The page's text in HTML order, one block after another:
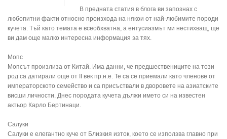
В предната статия в блога ви запознах с
любопитни факти относно произхода на някои от най-любимите породи
кучета. Тъй като темата е всеобхватна, а ентусиазмът ми нестихващ, ще
ви дам още малко интересна информация за тях.
Мопс
Мопсът произлиза от Китай. Има данни, че предшествениците на този
род са датирали още от II век пр.н.е. Те са се приемали като членове от
императорското семейство и са присъствали в дворовете на азиатските
висши личности. Днес породата кучета дължи името си на известен
актьор Карло Бертинаци.
Салуки
Салуки е елегантно куче от Близкия изток, което се използва главно при